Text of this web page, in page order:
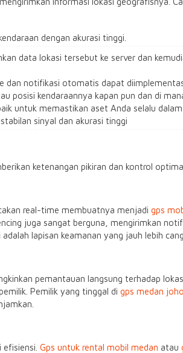
dengan akurasi tinggi.
data lokasi tersebut ke server dan
notifikasi otomatis dapat
posisi kendaraannya kapan pun dan di
untuk memastikan aset Anda selalu
sinyal dan akurasi tinggi
ketenangan pikiran dan kontrol
real-time membuatnya menjadi gps
juga sangat berguna, mengirimkan
lapisan keamanan yang jauh lebih
pemantauan langsung terhadap
Pemilik yang tinggal di gps medan
Gps untuk rental mobil medan atau